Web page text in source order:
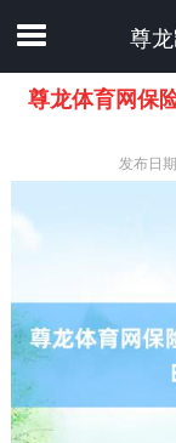
尊
尊龙体育网保
发布日